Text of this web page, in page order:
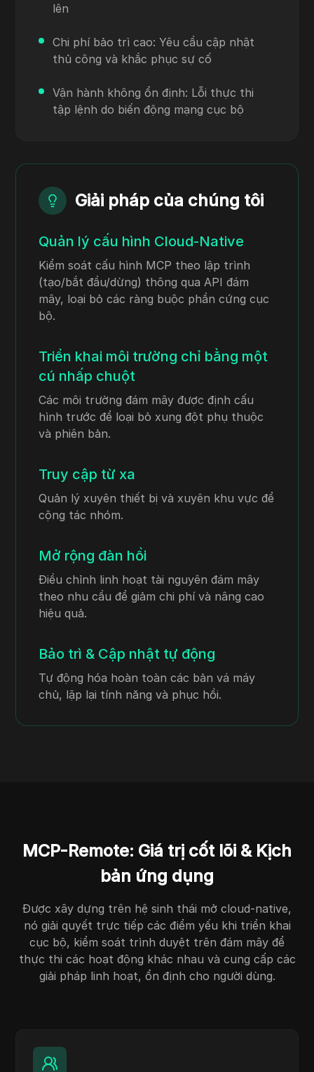
lên
Chi phí bảo trì cao: Yêu cầu cập nhật
thủ công và khắc phục sự cố
Vận hành không ổn định: Lỗi thực thi
tập lệnh do biến động mạng cục bộ
Giải pháp của chúng tôi
Quản lý cấu hình Cloud-Native
Kiểm soát cấu hình MCP theo lập trình
(tạo/bắt đầu/dừng) thông qua API đám
mây, loại bỏ các ràng buộc phần cứng cục
bộ.
Triển khai môi trường chỉ bằng một
cú nhấp chuột
Các môi trường đám mây được định cấu
hình trước để loại bỏ xung đột phụ thuộc
và phiên bản.
Truy cập từ xa
Quản lý xuyên thiết bị và xuyên khu vực để
cộng tác nhóm.
Mở rộng đàn hồi
Điều chỉnh linh hoạt tài nguyên đám mây
theo nhu cầu để giảm chi phí và nâng cao
hiệu quả.
Bảo trì & Cập nhật tự động
Tự động hóa hoàn toàn các bản vá máy
chủ, lặp lại tính năng và phục hồi.
MCP-Remote: Giá trị cốt lõi & Kịch
bản ứng dụng
Được xây dựng trên hệ sinh thái mở cloud-native,
nó giải quyết trực tiếp các điểm yếu khi triển khai
cục bộ, kiểm soát trình duyệt trên đám mây để
thực thi các hoạt động khác nhau và cung cấp các
giải pháp linh hoạt, ổn định cho người dùng.